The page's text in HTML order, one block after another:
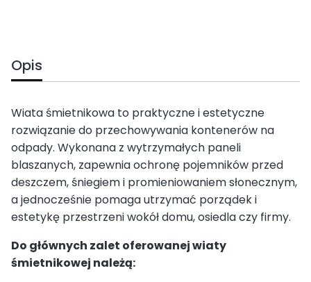
Opis
Wiata śmietnikowa to praktyczne i estetyczne
rozwiązanie do przechowywania kontenerów na
odpady. Wykonana z wytrzymałych paneli
blaszanych, zapewnia ochronę pojemników przed
deszczem, śniegiem i promieniowaniem słonecznym,
a jednocześnie pomaga utrzymać porządek i
estetykę przestrzeni wokół domu, osiedla czy firmy.
Do głównych zalet oferowanej wiaty
śmietnikowej należą: